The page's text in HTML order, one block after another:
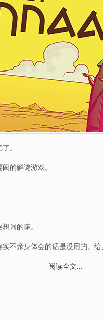
。
的解谜游戏。
词的嘛。
不亲身体会的话是没用的。
阅读全文...